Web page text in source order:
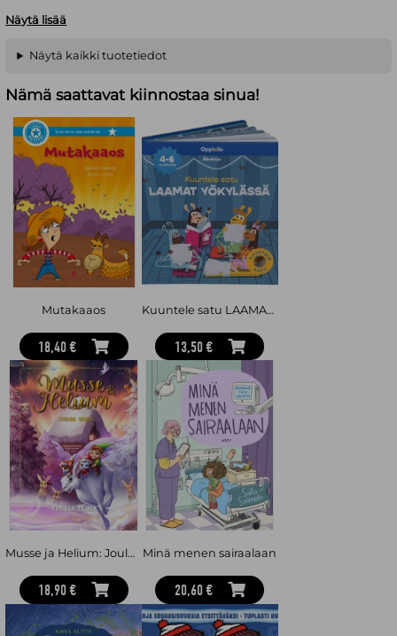
ja oikea joulu?
aiemmin seikkaillut aapisessa ja lukukirjassa sekä neljässä
on sarjan viides kirja. Samalla se on Baggen ja Hämäläisen 12.
Näytä lisää
Näytä kaikki tuotetiedot
Nämä saattavat kiinnostaa sinua!
Mutakaaos
18,40 €
Kuuntele satu LAAMAT YÖKYLÄSSÄ -äänikirja 4-6 v
13,50 €
Musse ja Helium: Joulun taika
18,90 €
Minä menen sairaalaan
20,60 €